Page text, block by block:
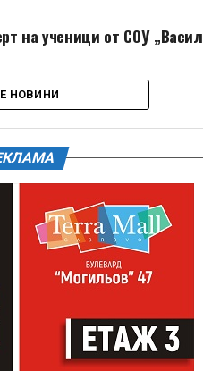
на ученици от СОУ „Васил
НОВИНИ